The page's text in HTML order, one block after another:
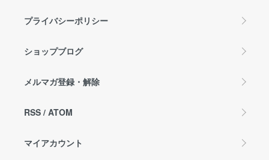
プライバシーポリシー
ショップブログ
メルマガ登録・解除
RSS / ATOM
マイアカウント